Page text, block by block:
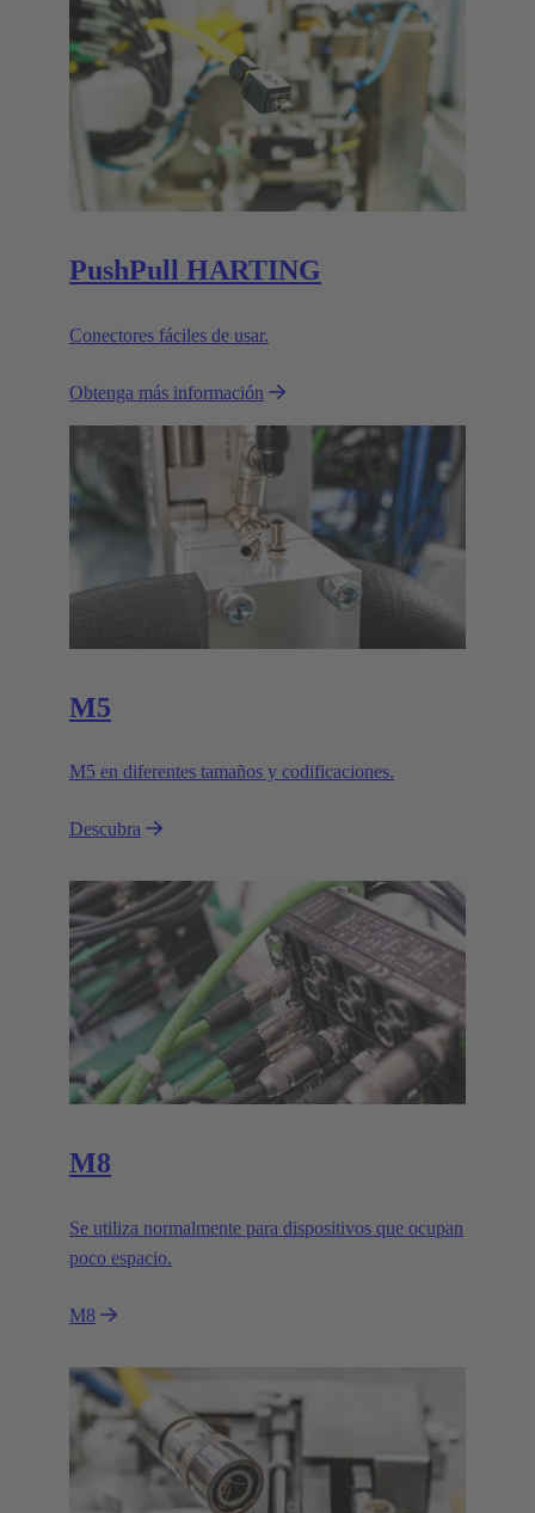
PushPull HARTING
Conectores fáciles de usar.
Obtenga más información
M5
M5 en diferentes tamaños y codificaciones.
Descubra
M8
Se utiliza normalmente para dispositivos que ocupan
poco espacio.
M8